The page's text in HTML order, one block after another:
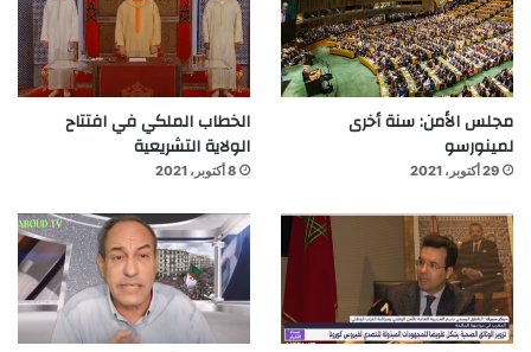
مجلس الأمن: سنة أخرى
لمينورسو
29 أكتوبر، 2021
الخطاب الملكي في افتتاح
الولاية التشريعية
8 أكتوبر، 2021